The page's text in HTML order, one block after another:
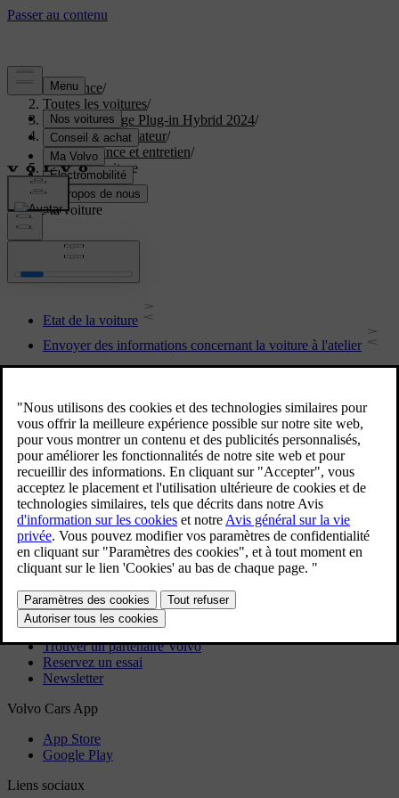
Assistance/
Toutes les voitures/
XC40 Recharge Plug-in Hybrid 2024/
Manuel de l'utilisateur/
Maintenance et entretien/
Etat de la voiture
Etat de la voiture
Etat de la voiture
Envoyer des informations concernant la voiture à l'atelier